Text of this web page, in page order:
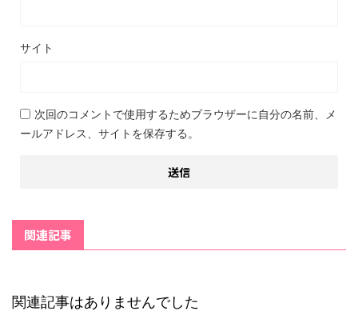
サイト
次回のコメントで使用するためブラウザーに自分の名前、メ
ールアドレス、サイトを保存する。
関連記事
関連記事はありませんでした